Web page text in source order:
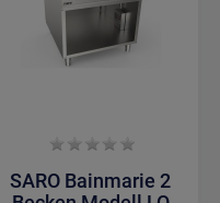
SARO Bainmarie 2